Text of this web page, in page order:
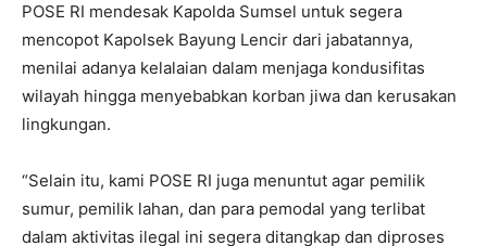
POSE RI mendesak Kapolda Sumsel untuk segera
mencopot Kapolsek Bayung Lencir dari jabatannya,
menilai adanya kelalaian dalam menjaga kondusifitas
wilayah hingga menyebabkan korban jiwa dan kerusakan
lingkungan.
“Selain itu, kami POSE RI juga menuntut agar pemilik
sumur, pemilik lahan, dan para pemodal yang terlibat
dalam aktivitas ilegal ini segera ditangkap dan diproses